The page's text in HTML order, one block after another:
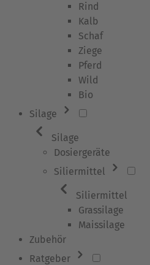
Rind
Kalb
Schaf
Ziege
Pferd
Wild
Bio
Silage
Silage
Dosiergeräte
Siliermittel
Siliermittel
Grassilage
Maissilage
Zubehör
Ratgeber